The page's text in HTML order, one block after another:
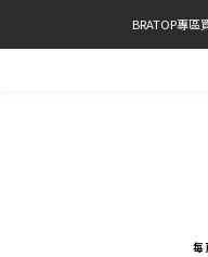
官網限定!
BRATOP專
官網限定
每